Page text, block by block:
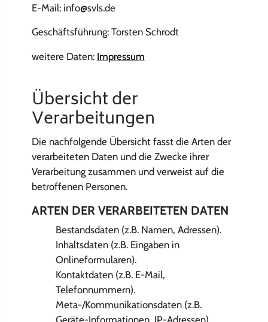
E-Mail: info@svls.de
Geschäftsführung: Torsten Schrodt
weitere Daten: Impressum
Übersicht der
Verarbeitungen
Die nachfolgende Übersicht fasst die Arten der
verarbeiteten Daten und die Zwecke ihrer
Verarbeitung zusammen und verweist auf die
betroffenen Personen.
ARTEN DER VERARBEITETEN DATEN
Bestandsdaten (z.B. Namen, Adressen).
Inhaltsdaten (z.B. Eingaben in
Onlineformularen).
Kontaktdaten (z.B. E-Mail,
Telefonnummern).
Meta-/Kommunikationsdaten (z.B.
Geräte-Informationen, IP-Adressen).